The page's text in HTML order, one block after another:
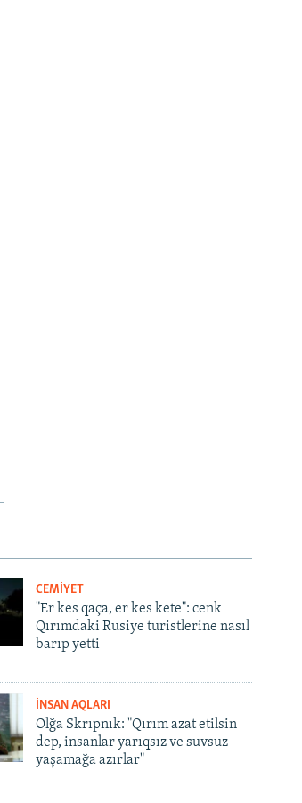
CEMİYET
"Er kes qaça, er kes kete": cenk
Qırımdaki Rusiye turistlerine nasıl
barıp yetti
İNSAN AQLARI
Olğa Skrıpnık: "Qırım azat etilsin
dep, insanlar yarıqsız ve suvsuz
yaşamağa azırlar"